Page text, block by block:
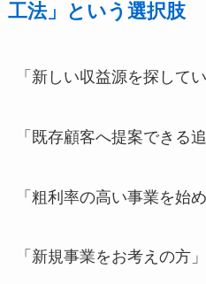
工法」という選択肢
「新しい収益源を探してい
「既存顧客へ提案できる
「粗利率の高い事業を始め
「新規事業をお考えの方」